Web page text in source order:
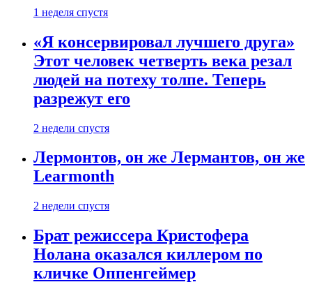
1 неделя спустя
«Я консервировал лучшего друга»
Этот человек четверть века резал
людей на потеху толпе. Теперь
разрежут его
2 недели спустя
Лермонтов, он же Лермантов, он же
Learmonth
2 недели спустя
Брат режиссера Кристофера
Нолана оказался киллером по
кличке Оппенгеймер